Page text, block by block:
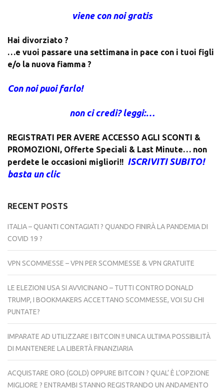
viene con noi gratis
Hai divorziato ?
…e vuoi passare una settimana in pace con i tuoi figli
e/o la nuova fiamma ?
Con noi puoi farlo!
non ci credi? leggi:…
REGISTRATI PER AVERE ACCESSO AGLI SCONTI &
PROMOZIONI, Offerte Speciali & Last Minute… non
perdete le occasioni migliori!! ISCRIVITI SUBITO!
basta un clic
RECENT POSTS
ITALIA – QUANTI CONTAGIATI ? QUANDO FINIRÀ LA PANDEMIA DI
COVID 19 ?
VPN SCOMMESSE – VPN PER SCOMMESSE & VPN GRATUITE
LE ELEZIONI USA SI AVVICINANO – TUTTI CONTRO DONALD
TRUMP, I BOOKMAKERS ACCETTANO SCOMMESSE, VOI SU CHI
PUNTATE?
IMPARATE AD UTILIZZARE I BITCOIN !! UNICA ULTIMA POSSIBILITÀ
DI MANTENERE LA LIBERTÀ FINANZIARIA
ACQUISTARE ORO (GOLD) OPPURE BITCOIN ? QUAL’ È L’OPZIONE
MIGLIORE ? ENTRAMBI STANNO REGISTRANDO UN ANDAMENTO